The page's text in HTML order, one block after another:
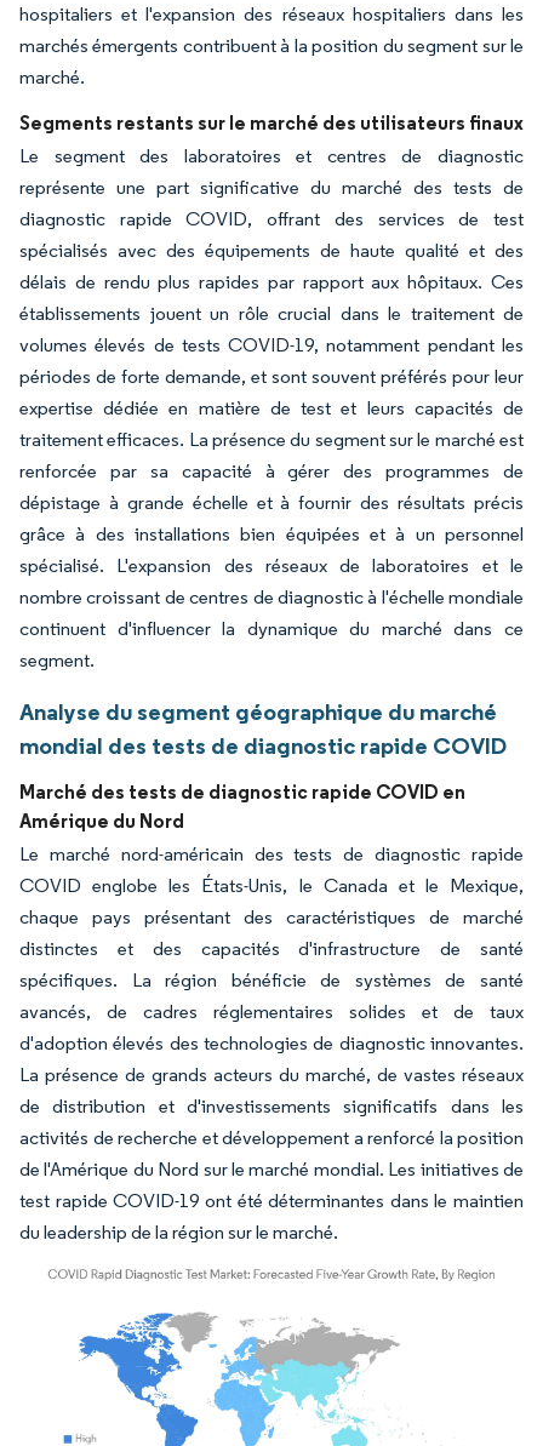
hospitaliers et l'expansion des réseaux hospitaliers dans les
marchés émergents contribuent à la position du segment sur le
marché.
Segments restants sur le marché des utilisateurs finaux
Le segment des laboratoires et centres de diagnostic
représente une part significative du marché des tests de
diagnostic rapide COVID, offrant des services de test
spécialisés avec des équipements de haute qualité et des
délais de rendu plus rapides par rapport aux hôpitaux. Ces
établissements jouent un rôle crucial dans le traitement de
volumes élevés de tests COVID-19, notamment pendant les
périodes de forte demande, et sont souvent préférés pour leur
expertise dédiée en matière de test et leurs capacités de
traitement efficaces. La présence du segment sur le marché est
renforcée par sa capacité à gérer des programmes de
dépistage à grande échelle et à fournir des résultats précis
grâce à des installations bien équipées et à un personnel
spécialisé. L'expansion des réseaux de laboratoires et le
nombre croissant de centres de diagnostic à l'échelle mondiale
continuent d'influencer la dynamique du marché dans ce
segment.
Analyse du segment géographique du marché
mondial des tests de diagnostic rapide COVID
Marché des tests de diagnostic rapide COVID en
Amérique du Nord
Le marché nord-américain des tests de diagnostic rapide
COVID englobe les États-Unis, le Canada et le Mexique,
chaque pays présentant des caractéristiques de marché
distinctes et des capacités d'infrastructure de santé
spécifiques. La région bénéficie de systèmes de santé
avancés, de cadres réglementaires solides et de taux
d'adoption élevés des technologies de diagnostic innovantes.
La présence de grands acteurs du marché, de vastes réseaux
de distribution et d'investissements significatifs dans les
activités de recherche et développement a renforcé la position
de l'Amérique du Nord sur le marché mondial. Les initiatives de
test rapide COVID-19 ont été déterminantes dans le maintien
du leadership de la région sur le marché.